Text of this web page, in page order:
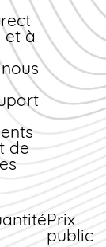
et
et à
de
Prix
public